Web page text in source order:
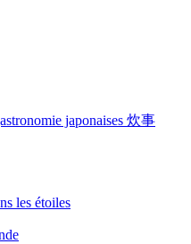
japonaises 炊事
les étoiles